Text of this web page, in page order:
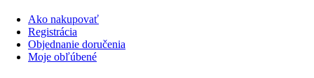
Ako nakupovať
Registrácia
Objednanie doručenia
Moje obľúbené